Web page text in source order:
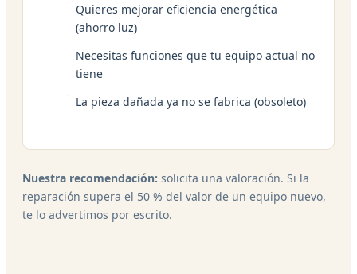
Quieres mejorar eficiencia energética
(ahorro luz)
Necesitas funciones que tu equipo actual no
tiene
La pieza dañada ya no se fabrica (obsoleto)
Nuestra recomendación: solicita una valoración. Si la
reparación supera el 50 % del valor de un equipo nuevo,
te lo advertimos por escrito.